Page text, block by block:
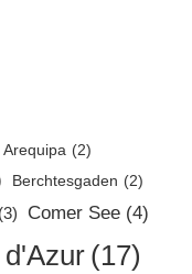
Arequipa (2)
Berchtesgaden (2)
(3) Comer See (4)
(17)